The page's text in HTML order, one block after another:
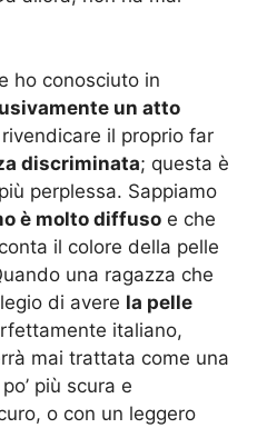
ho conosciuto in
un atto
il proprio far
discriminata; questa è
perplessa. Sappiamo
è molto diffuso e che
il colore della pelle
una ragazza che
di avere la pelle
italiano,
mai trattata come una
più scura e
o con un leggero